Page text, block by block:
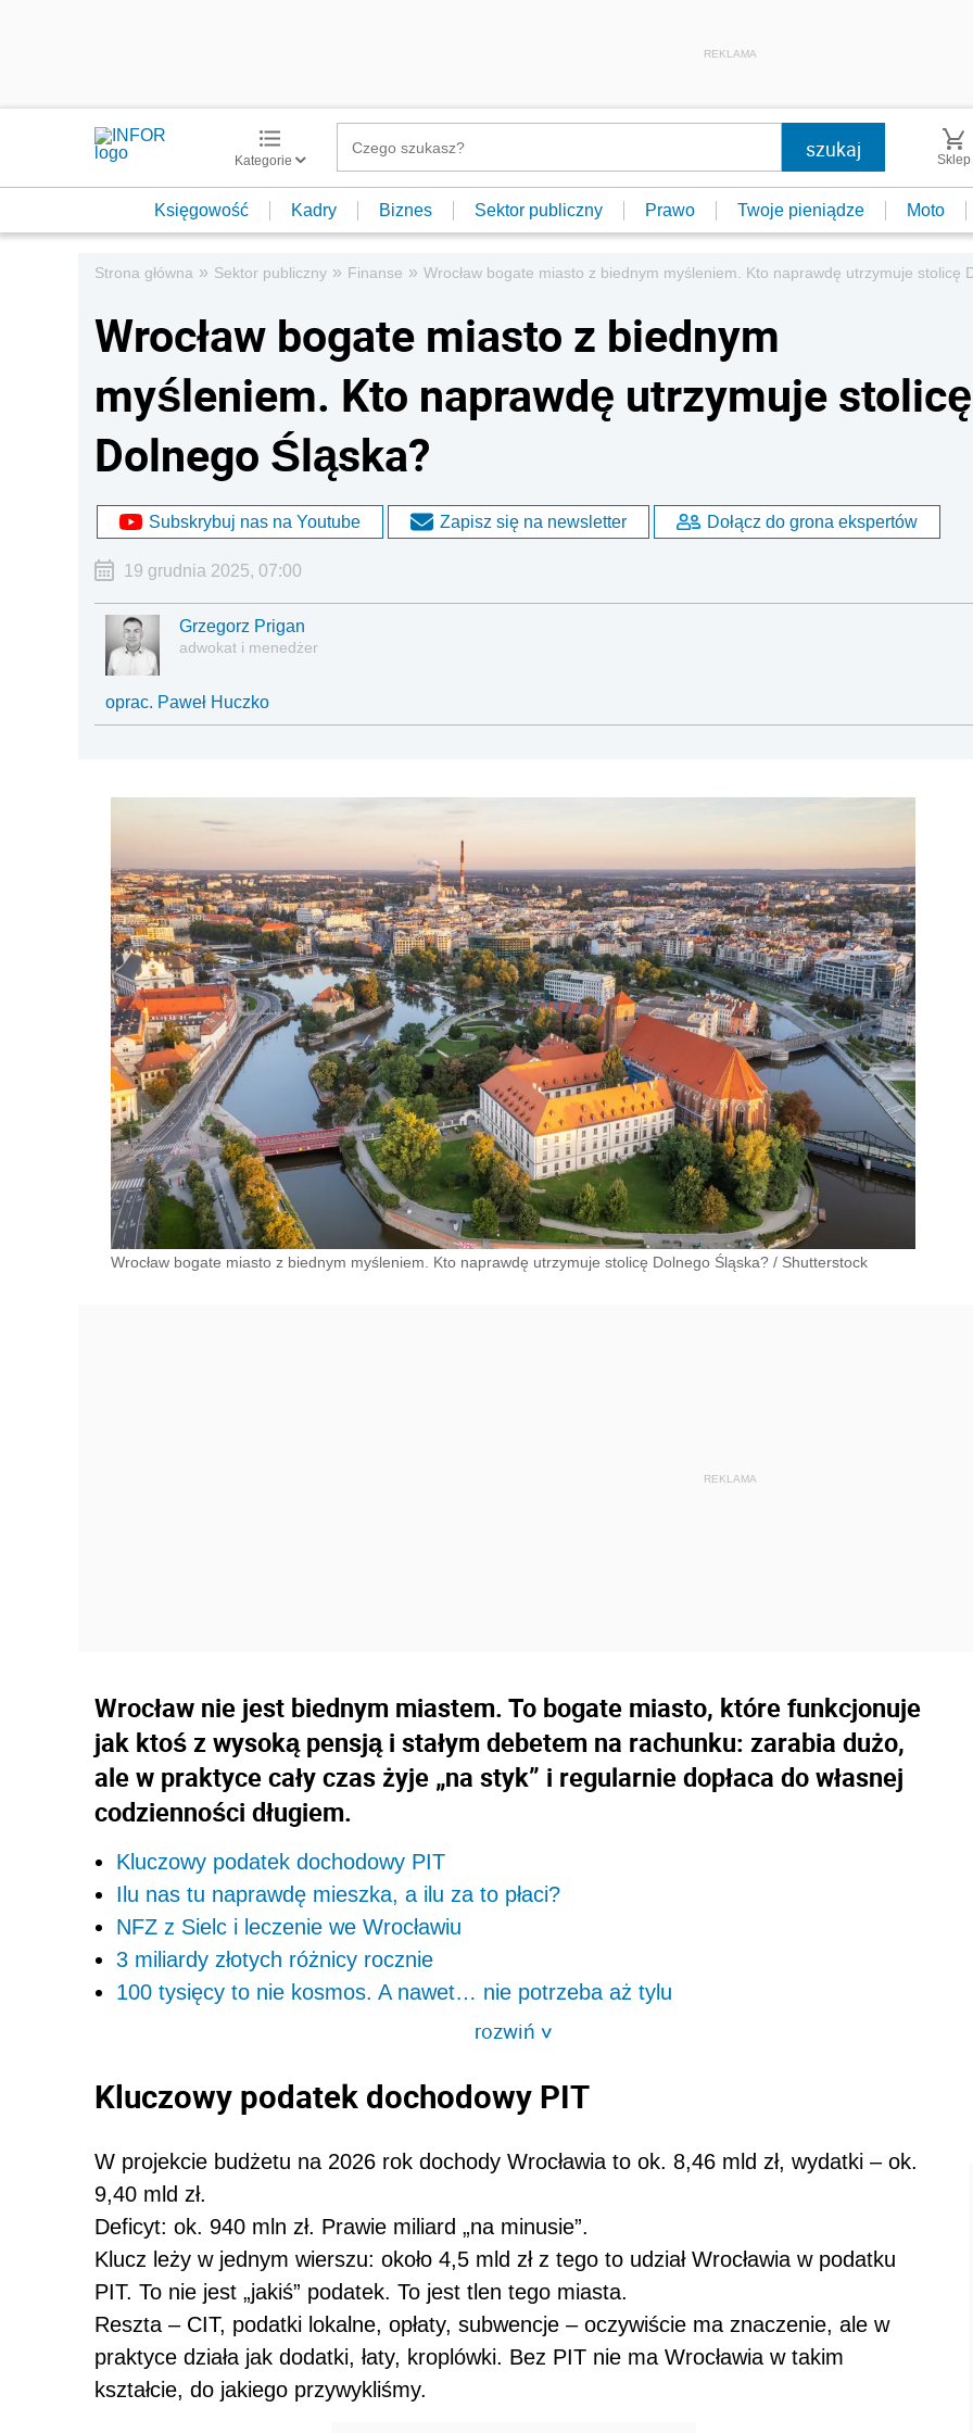
REKLAMA
Kategorie Sklep
Księgowość Kadry Biznes Sektor publiczny Prawo Twoje pieniądze Moto
Strona główna » Sektor publiczny » Finanse » Wrocław bogate miasto z biednym myśleniem. Kto naprawdę utrzymuje stolicę
Wrocław bogate miasto z biednym
myśleniem. Kto naprawdę utrzymuje stolicę
Dolnego Śląska?
Subskrybuj nas na Youtube Zapisz się na newsletter Dołącz do grona ekspertów
19 grudnia 2025, 07:00
Grzegorz Prigan
adwokat i menedżer
oprac. Paweł Huczko
Wrocław bogate miasto z biednym myśleniem. Kto naprawdę utrzymuje stolicę Dolnego Śląska? / Shutterstock
Wrocław nie jest biednym miastem. To bogate miasto, które funkcjonuje
jak ktoś z wysoką pensją i stałym debetem na rachunku: zarabia dużo,
ale w praktyce cały czas żyje „na styk” i regularnie dopłaca do własnej
codzienności długiem.
Kluczowy podatek dochodowy PIT
Ilu nas tu naprawdę mieszka, a ilu za to płaci?
NFZ z Sielc i leczenie we Wrocławiu
3 miliardy złotych różnicy rocznie
100 tysięcy to nie kosmos. A nawet… nie potrzeba aż tylu
rozwiń>
Kluczowy podatek dochodowy PIT
W projekcie budżetu na 2026 rok dochody Wrocławia to ok. 8,46 mld zł, wydatki – ok.
9,40 mld zł.
Deficyt: ok. 940 mln zł. Prawie miliard „na minusie”.
Klucz leży w jednym wierszu: około 4,5 mld zł z tego to udział Wrocławia w podatku
PIT. To nie jest „jakiś” podatek. To jest tlen tego miasta.
Reszta – CIT, podatki lokalne, opłaty, subwencje – oczywiście ma znaczenie, ale w
praktyce działa jak dodatki, łaty, kroplówki. Bez PIT nie ma Wrocławia w takim
kształcie, do jakiego przywykliśmy.